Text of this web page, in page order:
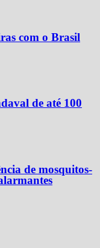
com o Brasil
de até 100
de mosquitos-